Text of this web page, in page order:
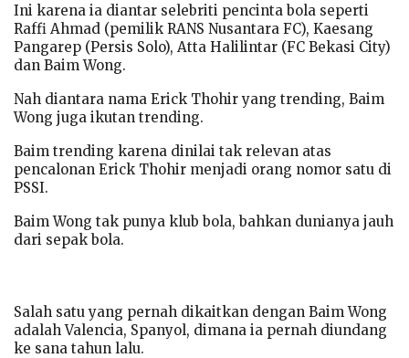
Ini karena ia diantar selebriti pencinta bola seperti
Raffi Ahmad (pemilik RANS Nusantara FC), Kaesang
Pangarep (Persis Solo), Atta Halilintar (FC Bekasi City)
dan Baim Wong.
Nah diantara nama Erick Thohir yang trending, Baim
Wong juga ikutan trending.
Baim trending karena dinilai tak relevan atas
pencalonan Erick Thohir menjadi orang nomor satu di
PSSI.
Baim Wong tak punya klub bola, bahkan dunianya jauh
dari sepak bola.
Salah satu yang pernah dikaitkan dengan Baim Wong
adalah Valencia, Spanyol, dimana ia pernah diundang
ke sana tahun lalu.